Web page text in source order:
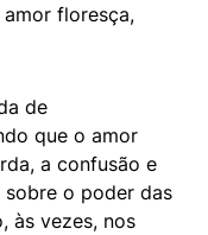
floresça,
de
que o amor
a confusão e
sobre o poder das
às vezes, nos